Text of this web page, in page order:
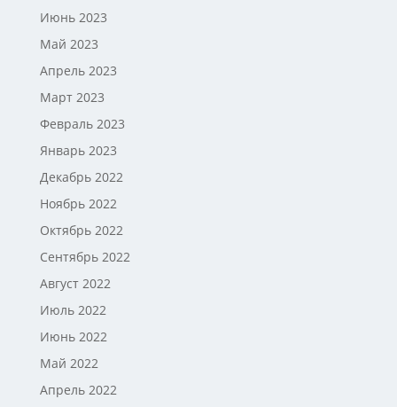
Июнь 2023
Май 2023
Апрель 2023
Март 2023
Февраль 2023
Январь 2023
Декабрь 2022
Ноябрь 2022
Октябрь 2022
Сентябрь 2022
Август 2022
Июль 2022
Июнь 2022
Май 2022
Апрель 2022